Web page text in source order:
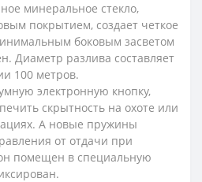
минеральное стекло,
покрытием, создает четкое
боковым засветом
Диаметр разлива составляет
100 метров.
электронную кнопку,
скрытность на охоте или
А новые пружины
от отдачи при
помещен в специальную